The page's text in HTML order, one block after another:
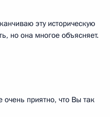
эту историческую
но она многое объясняет.
очень приятно, что Вы так